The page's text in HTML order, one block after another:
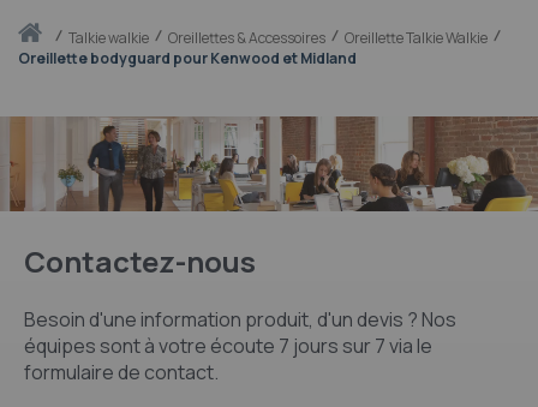
Accueiltalkie walkie Oreillettes & Accessoires
Oreillette Talkie Walkie
Oreillette bodyguard pour Kenwood et Midland
Contactez-nous
Besoin d'une information produit, d'un devis ? Nos
équipes sont à votre écoute 7 jours sur 7 via le
formulaire de contact.